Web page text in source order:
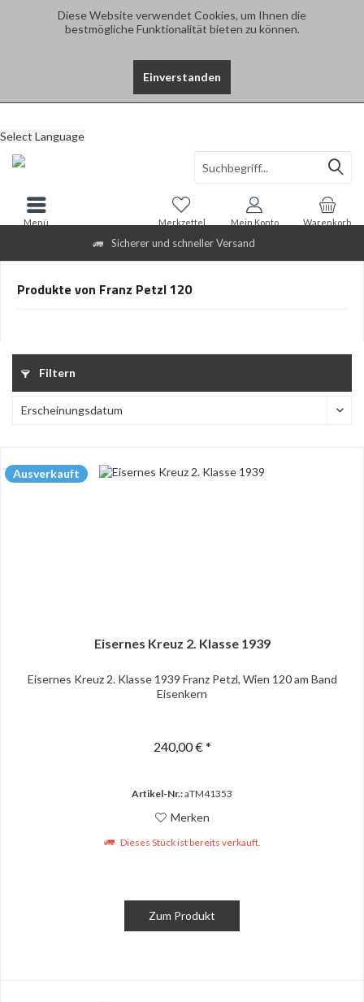
Diese Website verwendet Cookies, um Ihnen die
bestmögliche Funktionalität bieten zu können.
Einverstanden
Sicherer und schneller Versand
Select Language
Warenkorb
Merkzettel Mein Konto
Menü
Produkte von Franz Petzl 120
Filtern
Ausverkauft
Eisernes Kreuz 2. Klasse 1939
Eisernes Kreuz 2. Klasse 1939 Franz Petzl, Wien 120 am Band
Eisenkern
240,00 € *
Artikel-Nr.:aTM41353
Merken
Dieses Stück ist bereits verkauft.
Zum Produkt